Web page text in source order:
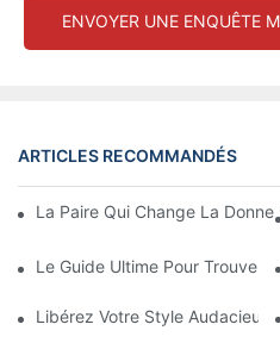
ENVOYER UNE ENQUÊTE
ARTICLES RECOMMANDÉS
La Paire Qui Change La
Le Guide Ultime Pour Trouver
Libérez Votre Style Audacieux